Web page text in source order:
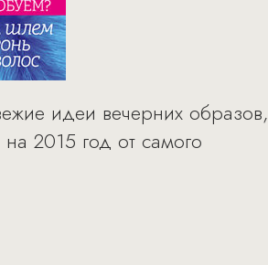
идеи вечерних образов,
2015 год от самого